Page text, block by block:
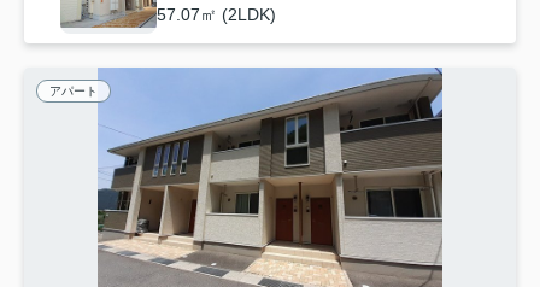
57.07㎡ (2LDK)
アパート